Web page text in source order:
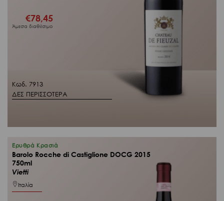
Κωδ. 7913
ΔΕΣ ΠΕΡΙΣΣΟΤΕΡΑ
€78,45
Άμεσα διαθέσιμο
Ερυθρά Κρασιά
Barolo Rocche di Castiglione DOCG 2015
750ml
Vietti
Ιταλία